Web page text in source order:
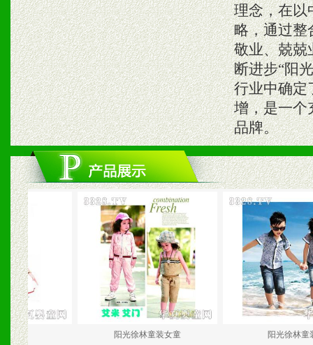
理念，在以
略，通过整
敬业、兢兢
断进步“阳
行业中确定
增，是一个
品牌。
阳光徐林童装女童 阳光徐林童装